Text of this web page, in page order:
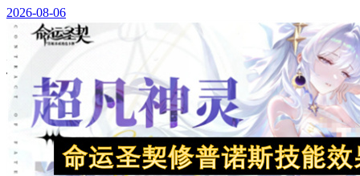
2026-08-06